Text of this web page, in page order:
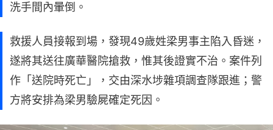
洗手間內暈倒。
救援人員接報到場，發現49歲姓梁男事主陷入昏迷，
遂將其送往廣華醫院搶救，惟其後證實不治。案件列
作「送院時死亡」，交由深水埗雜項調查隊跟進；警
方將安排為梁男驗屍確定死因。